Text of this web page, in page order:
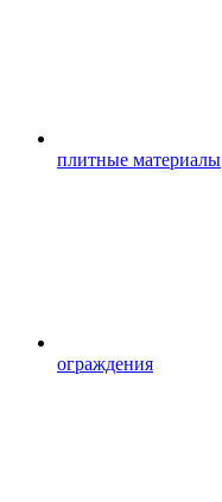
плитные материалы
ограждения